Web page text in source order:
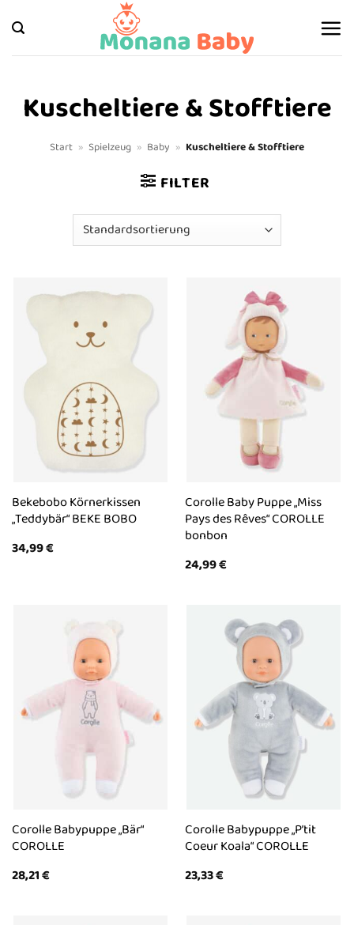
Inhalt
springen
Kuscheltiere & Stofftiere
Start » Spielzeug » Baby » Kuscheltiere & Stofftiere
FILTER
Bekebobo Körnerkissen
„Teddybär“ BEKE BOBO
34,99€
Corolle Baby Puppe „Miss
Pays des Rêves“ COROLLE
bonbon
24,99€
Corolle Babypuppe „Bär“
COROLLE
28,21€
Corolle Babypuppe „P’tit
Coeur Koala“ COROLLE
23,33€